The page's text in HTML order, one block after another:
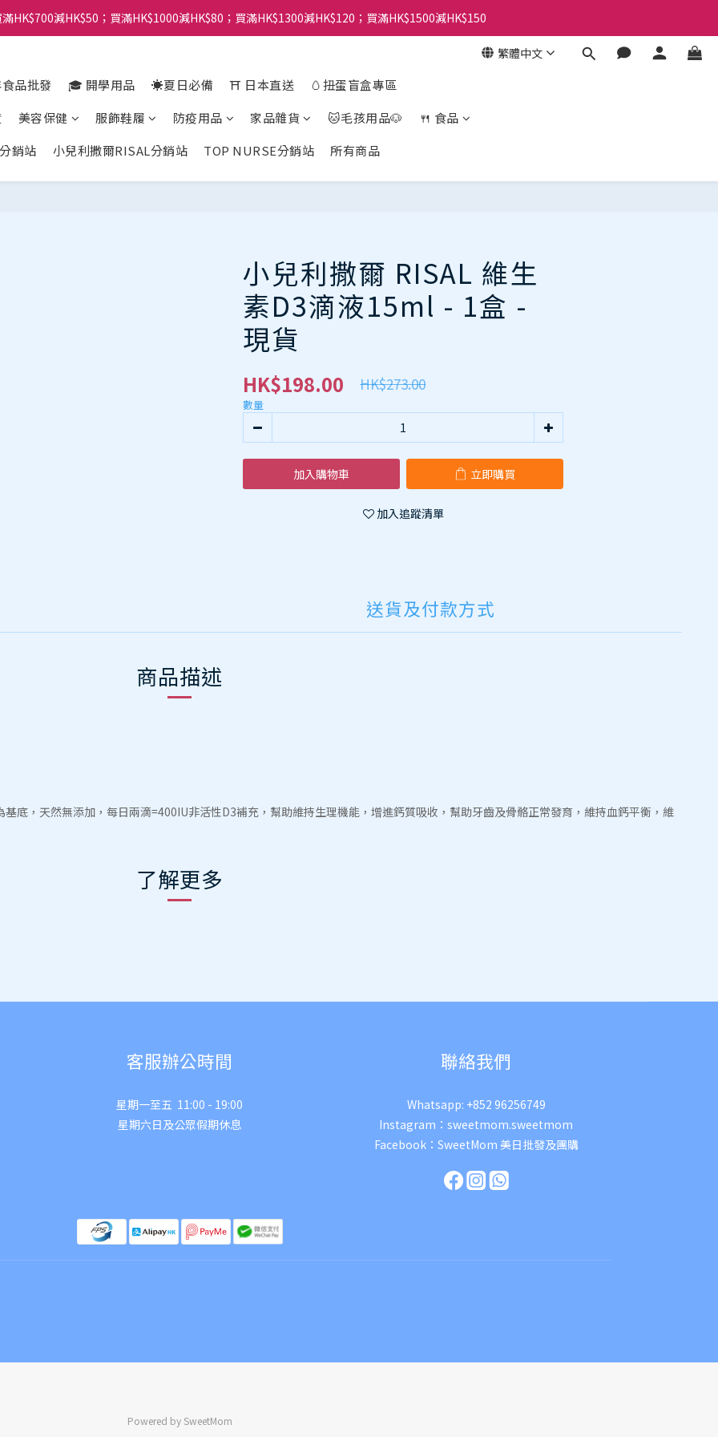
HK$700減HK$50；買滿HK$1000減HK$80；買滿HK$1300減HK$120；買滿HK$1500減HK$150
繁體中文
品批發 🎓 開學用品 ☀️夏日必備 ⛩️ 日本直送
🥚扭蛋盲盒專區
美容保健 服飾鞋履 防疫用品 家品雜貨 🐱毛孩用品🐶
🍴 食品
銷站
小兒利撒爾RISAL分銷站 TOP NURSE分銷站 所有商品
小兒利撒爾 RISAL 維生
素D3滴液15ml - 1盒 -
現貨
HK$198.00 HK$273.00
數量
加入購物車 立即購買
加入追蹤清單
送貨及付款方式
商品描述
底，天然無添加，每日兩滴=400IU非活性D3補充，幫助維持生理機能，增進鈣質吸收，幫助牙齒及骨骼正常發育，維持血鈣平衡，維
了解更多
客服辦公時間
星期一至五 11:00 - 19:00
星期六日及公眾假期休息
聯絡我們
Whatsapp: +852 96256749
Instagram： sweetmom.sweetmom
Facebook： SweetMom 美日批發及團購
Powered by SweetMom